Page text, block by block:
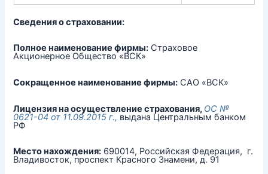
Сведения о страховании:
Полное наименование фирмы: Страховое
Акционерное Общество «ВСК»
Сокращенное наименование фирмы: САО «ВСК»
Лицензия на осуществление страхования, ОС №
0621-04 от 11.09.2015 г., выдана Центральным банком
РФ
Место нахождения: 690014, Российская Федерация, г.
Владивосток, проспект Красного Знамени, д. 91